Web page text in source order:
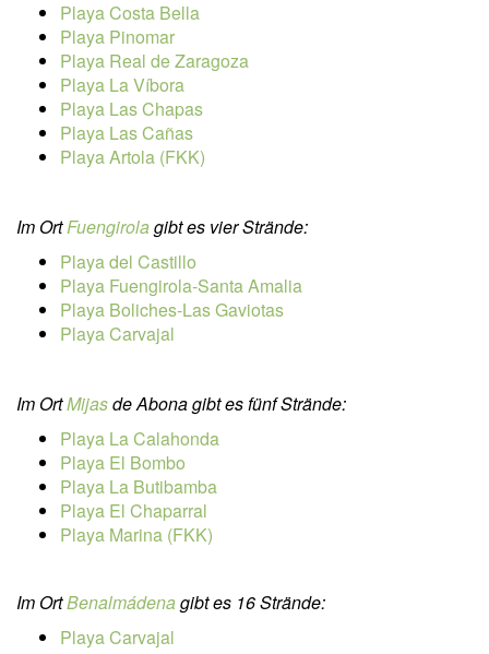
Playa Costa Bella
Playa Pinomar
Playa Real de Zaragoza
Playa La Víbora
Playa Las Chapas
Playa Las Cañas
Playa Artola (FKK)
Im OrtFuengirolagibt es vier Strände:
Playa del Castillo
Playa Fuengirola-Santa Amalia
Playa Boliches-Las Gaviotas
Playa Carvajal
Im OrtMijasde Abona gibt es fünf Strände:
Playa La Calahonda
Playa El Bombo
Playa La Butibamba
Playa El Chaparral
Playa Marina (FKK)
Im OrtBenalmádenagibt es 16 Strände:
Playa Carvajal